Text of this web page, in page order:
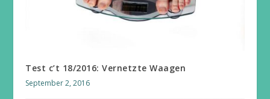
Test c’t 18/2016: Vernetzte Waagen
September 2, 2016